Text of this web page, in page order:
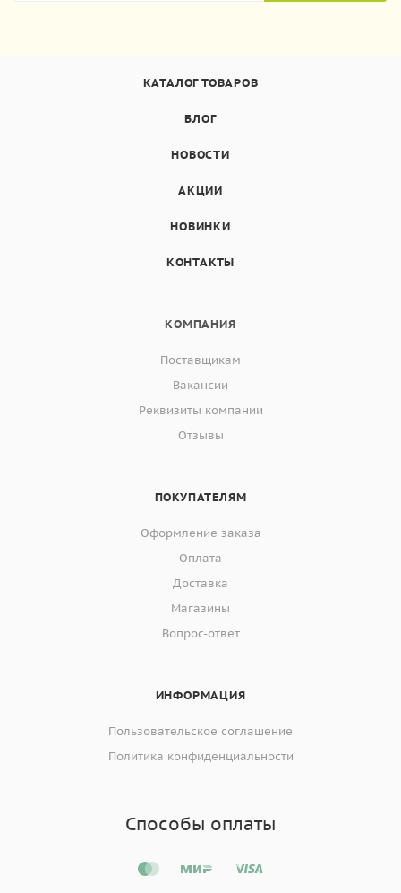
КАТАЛОГ ТОВАРОВ
БЛОГ
НОВОСТИ
АКЦИИ
НОВИНКИ
КОНТАКТЫ
КОМПАНИЯ
Поставщикам
Вакансии
Реквизиты компании
Отзывы
ПОКУПАТЕЛЯМ
Оформление заказа
Оплата
Доставка
Магазины
Вопрос-ответ
ИНФОРМАЦИЯ
Пользовательское соглашение
Политика конфиденциальности
Способы оплаты